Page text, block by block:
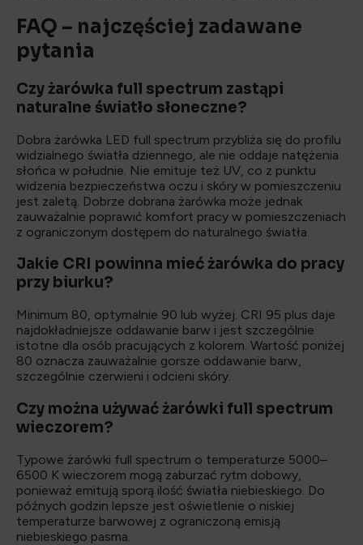
FAQ – najczęściej zadawane
pytania
Czy żarówka full spectrum zastąpi
naturalne światło słoneczne?
Dobra żarówka LED full spectrum przybliża się do profilu
widzialnego światła dziennego, ale nie oddaje natężenia
słońca w południe. Nie emituje też UV, co z punktu
widzenia bezpieczeństwa oczu i skóry w pomieszczeniu
jest zaletą. Dobrze dobrana żarówka może jednak
zauważalnie poprawić komfort pracy w pomieszczeniach
z ograniczonym dostępem do naturalnego światła.
Jakie CRI powinna mieć żarówka do pracy
przy biurku?
Minimum 80, optymalnie 90 lub wyżej. CRI 95 plus daje
najdokładniejsze oddawanie barw i jest szczególnie
istotne dla osób pracujących z kolorem. Wartość poniżej
80 oznacza zauważalnie gorsze oddawanie barw,
szczególnie czerwieni i odcieni skóry.
Czy można używać żarówki full spectrum
wieczorem?
Typowe żarówki full spectrum o temperaturze 5000–
6500 K wieczorem mogą zaburzać rytm dobowy,
ponieważ emitują sporą ilość światła niebieskiego. Do
późnych godzin lepsze jest oświetlenie o niskiej
temperaturze barwowej z ograniczoną emisją
niebieskiego pasma.